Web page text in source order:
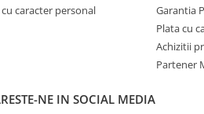
caracter personal
Garantia
Plata cu
Achizitii
Partener
NE IN SOCIAL MEDIA